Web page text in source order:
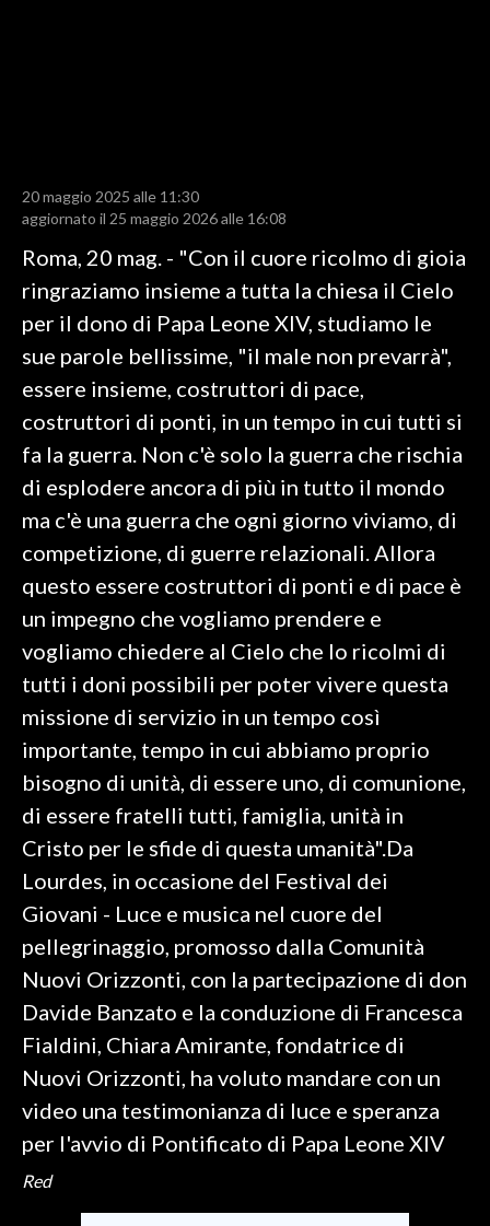
RISULTATI E CLASSIFICHE
CALCIO REGIONALE
BASKET
VOLLEY
MOTORI
TENNIS
ALTRI SPORT
CULTURA
GOSSIP
SALUTE
SARDEGNA TURISMO
SARDI NEL MONDO
NOTIZIE
EVENTI
3 MINUTI CON
INSULARITÀ
INFO AZIENDE
PUBBLICITÀ
SPIAGGE
20 maggio 2025 alle 11:30
aggiornato il 25 maggio 2026 alle 16:08
Roma, 20 mag. - "Con il cuore ricolmo di gioia
ringraziamo insieme a tutta la chiesa il Cielo
per il dono di Papa Leone XIV, studiamo le
sue parole bellissime, "il male non prevarrà",
essere insieme, costruttori di pace,
costruttori di ponti, in un tempo in cui tutti si
fa la guerra. Non c'è solo la guerra che rischia
di esplodere ancora di più in tutto il mondo
ma c'è una guerra che ogni giorno viviamo, di
competizione, di guerre relazionali. Allora
questo essere costruttori di ponti e di pace è
un impegno che vogliamo prendere e
vogliamo chiedere al Cielo che lo ricolmi di
tutti i doni possibili per poter vivere questa
missione di servizio in un tempo così
importante, tempo in cui abbiamo proprio
bisogno di unità, di essere uno, di comunione,
di essere fratelli tutti, famiglia, unità in
Cristo per le sfide di questa umanità".Da
Lourdes, in occasione del Festival dei
Giovani - Luce e musica nel cuore del
pellegrinaggio, promosso dalla Comunità
Nuovi Orizzonti, con la partecipazione di don
Davide Banzato e la conduzione di Francesca
Fialdini, Chiara Amirante, fondatrice di
Nuovi Orizzonti, ha voluto mandare con un
video una testimonianza di luce e speranza
per l'avvio di Pontificato di Papa Leone XIV
Red